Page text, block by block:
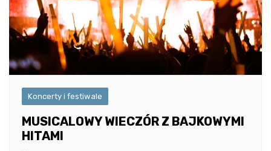
Koncerty i festiwale
MUSICALOWY WIECZÓR Z BAJKOWYMI
HITAMI